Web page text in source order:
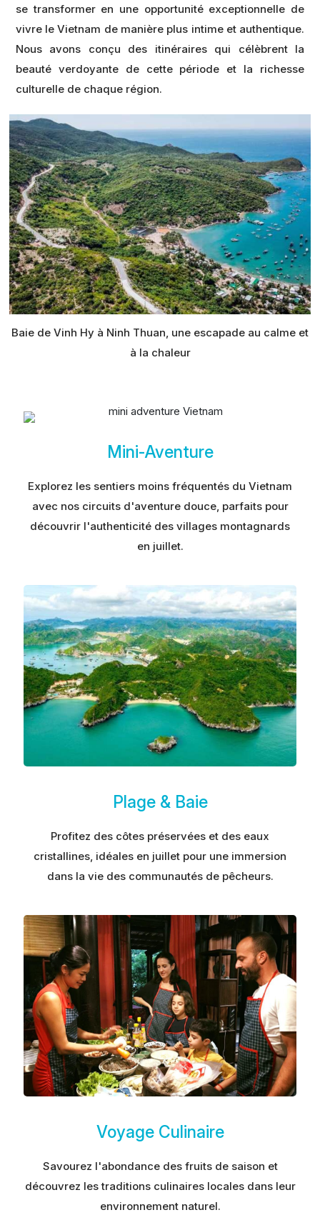
se transformer en une opportunité exceptionnelle de
vivre le Vietnam de manière plus intime et authentique.
Nous avons conçu des itinéraires qui célèbrent la
beauté verdoyante de cette période et la richesse
culturelle de chaque région.
Baie de Vinh Hy à Ninh Thuan, une escapade au calme et
à la chaleur
Mini-Aventure
Explorez les sentiers moins fréquentés du Vietnam
avec nos circuits d'aventure douce, parfaits pour
découvrir l'authenticité des villages montagnards
en juillet.
Plage & Baie
Profitez des côtes préservées et des eaux
cristallines, idéales en juillet pour une immersion
dans la vie des communautés de pêcheurs.
Voyage Culinaire
Savourez l'abondance des fruits de saison et
découvrez les traditions culinaires locales dans leur
environnement naturel.